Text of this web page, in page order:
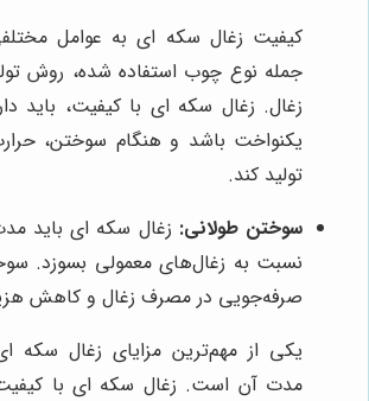
کیفیت زغال سکه ای به عوامل
جمله نوع چوب استفاده شده، روش
زغال. زغال سکه ای با کیفیت، باید
یکنواخت باشد و هنگام سوختن،
تولید کند.
سوختن طولانی: زغال سکه ای باید
نسبت به زغال‌های معمولی بسوزد.
صرفه‌جویی در مصرف زغال و کاهش
یکی از مهم‌ترین مزایای زغال سکه
مدت آن است. زغال سکه ای با